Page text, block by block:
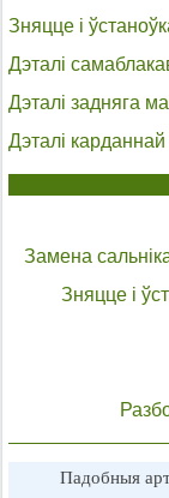
Зняцце і
Дэталі
Дэталі задняга
Дэталі
Замена
Зняцце і
Падобныя